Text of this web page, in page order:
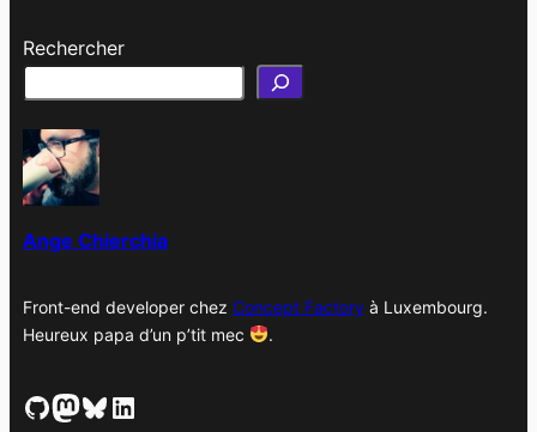
c
e
s
Rechercher
Ange Chierchia
Front-end developer chez Concept Factoryà Luxembourg.
Heureux papa d’un p’tit mec
.
GitHub Mastodon Bluesky LinkedIn